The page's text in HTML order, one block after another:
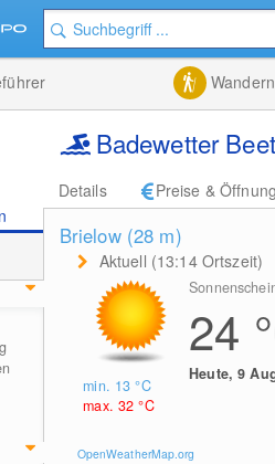
Wandern
Badewetter
Details Preise &
Brielow (28 m)
Aktuell (13:14 Ortszeit)
min. 13°C
max. 32°C
24
Heute, 9
OpenWeatherMap.org